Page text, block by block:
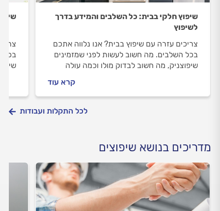
שיפוץ חלקי בבית: כל השלבים והמידע בדרך
לשיפוץ
צריכים עזרה עם שיפוץ בבית? אנו נלווה אתכם
בכל השלבים. מה חשוב לעשות לפני שמזמינים
שיפוצניק, מה חשוב לבדוק מולו וכמה עולה
קרא עוד
בכל
לכל התקלות ועבודות
מדריכים בנושא שיפוצים